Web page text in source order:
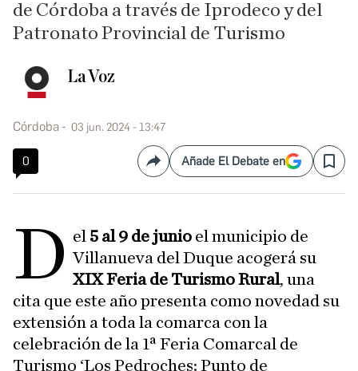
de Córdoba a través de Iprodeco y del
Patronato Provincial de Turismo
La Voz
Córdoba 03 jun. 2024 - 13:47
0 CompartirAñade El Debate en Save
D el 5 al 9 de junio el municipio de
Villanueva del Duque acogerá su
XIX Feria de Turismo Rural, una
cita que este año presenta como novedad su
extensión a toda la comarca con la
celebración de la 1ª Feria Comarcal de
Turismo ‘Los Pedroches: Punto de